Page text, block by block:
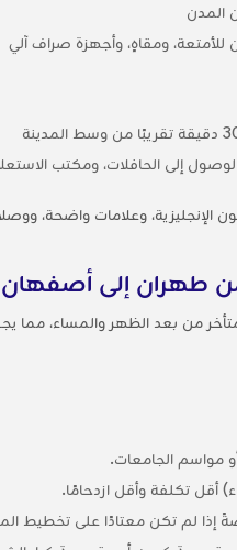
للأمتعة، ومقاهٍ، وأجهزة صراف آلي
إلى الحافلات، ومكتب
وعلامات واضحة،
طهران إلى
من بعد الظهر والمساء، مما
أقل تكلفة وأقل ازدحامًا.